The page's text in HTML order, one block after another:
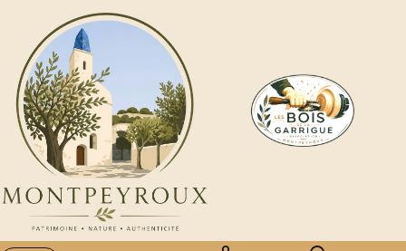
contenu